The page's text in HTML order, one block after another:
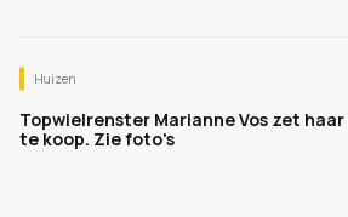
Huizen
Topwielrenster Marianne Vos zet
te koop. Zie foto's